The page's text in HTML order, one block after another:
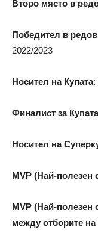
Второ място в
Победител в
2022/2023
Носител на Купата:
Финалист за Купата
Носител на
MVP (Най-полезен
MVP (Най-полезен
между отборите